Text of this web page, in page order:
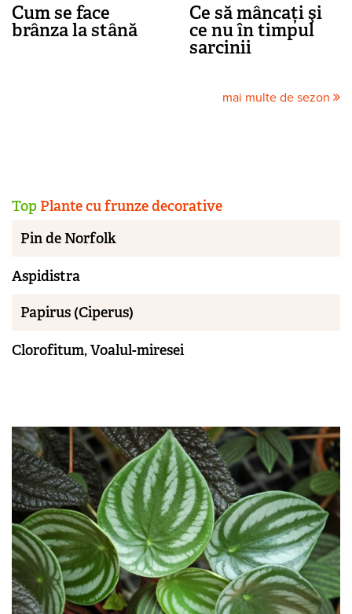
Cum se face
brânza la stână
Ce să mâncați şi
ce nu în timpul
sarcinii
mai multe de sezon
Top Plante cu frunze decorative
Pin de Norfolk
Aspidistra
Papirus (Ciperus)
Clorofitum, Voalul-miresei